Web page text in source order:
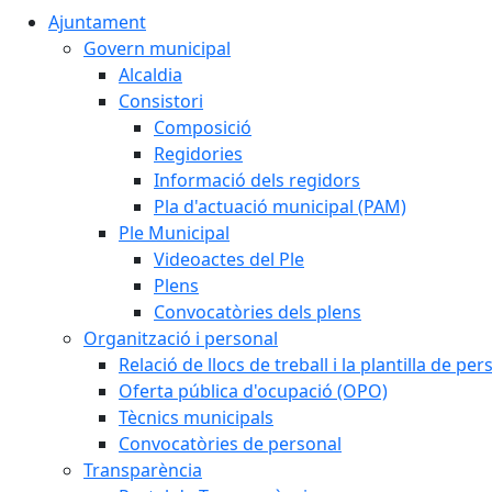
Ajuntament
Govern municipal
Alcaldia
Consistori
Composició
Regidories
Informació dels regidors
Pla d'actuació municipal (PAM)
Ple Municipal
Videoactes del Ple
Plens
Convocatòries dels plens
Organització i personal
Relació de llocs de treball i la plantilla de
Oferta pública d'ocupació (OPO)
Tècnics municipals
Convocatòries de personal
Transparència